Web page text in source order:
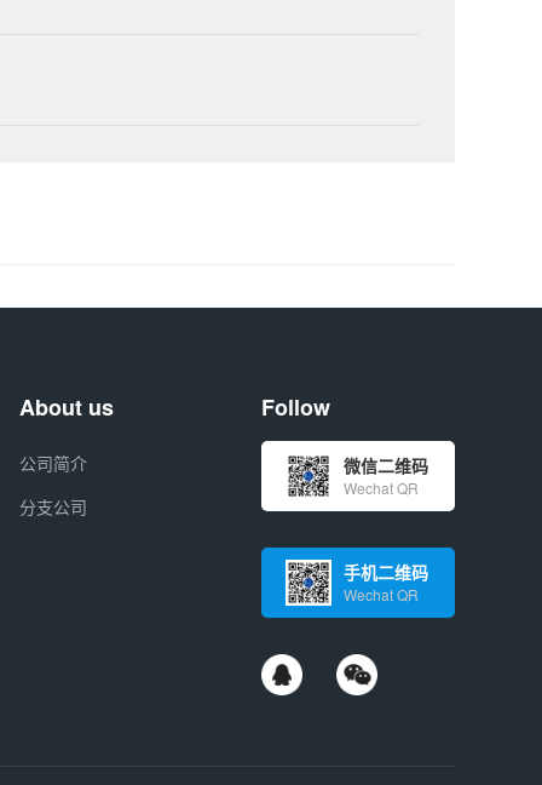
About us
公司简介
分支公司
Follow
微信二维码
Wechat QR
手机二维码
Wechat QR